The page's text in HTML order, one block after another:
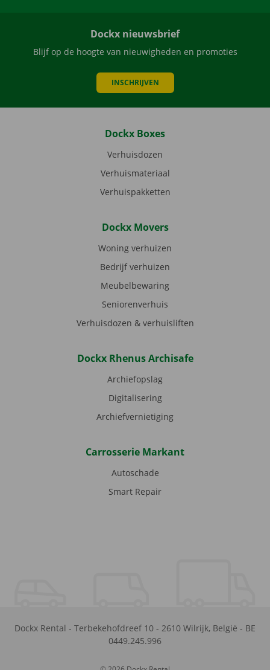
Dockx nieuwsbrief
Blijf op de hoogte van nieuwigheden en promoties
INSCHRIJVEN
Dockx Boxes
Verhuisdozen
Verhuismateriaal
Verhuispakketten
Dockx Movers
Woning verhuizen
Bedrijf verhuizen
Meubelbewaring
Seniorenverhuis
Verhuisdozen & verhuisliften
Dockx Rhenus Archisafe
Archiefopslag
Digitalisering
Archiefvernietiging
Carrosserie Markant
Autoschade
Smart Repair
Dockx Rental - Terbekehofdreef 10 - 2610 Wilrijk, België - BE
0449.245.996